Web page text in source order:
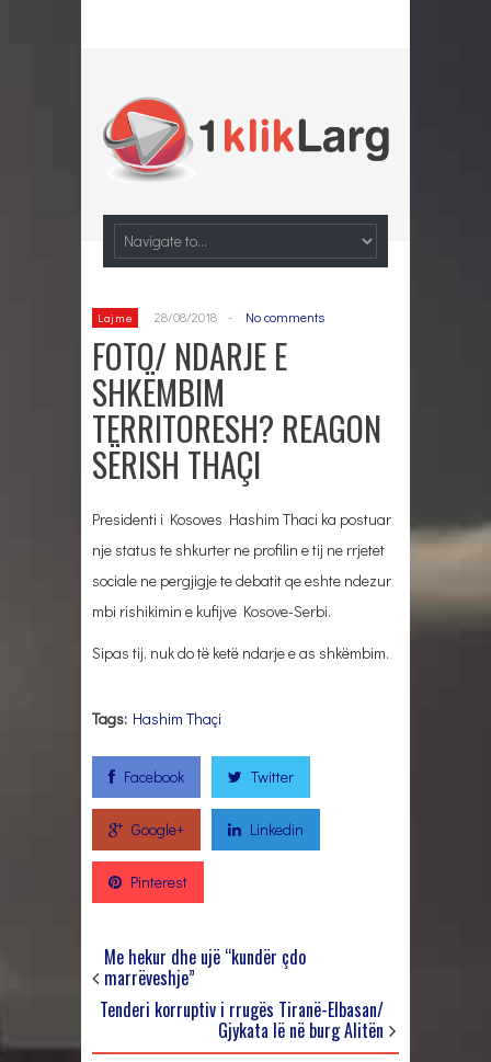
Lajme 28/08/2018 - No comments
FOTO/ NDARJE E
SHKËMBIM
TERRITORESH? REAGON
SËRISH THAÇI
Presidenti i Kosoves Hashim Thaci ka postuar
nje status te shkurter ne profilin e tij ne rrjetet
sociale ne pergjigje te debatit qe eshte ndezur
mbi rishikimin e kufijve Kosove-Serbi.
Sipas tij, nuk do të ketë ndarje e as shkëmbim.
Tags: Hashim Thaçi
Facebook Twitter
Google+ Linkedin
Pinterest
Me hekur dhe ujë “kundër çdo
marrëveshje”
Tenderi korruptiv i rrugës Tiranë-Elbasan/
Gjykata lë në burg Alitën